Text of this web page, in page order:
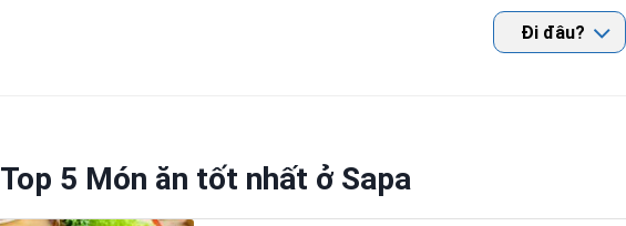
Đi đâu?
Top 5 Món ăn tốt nhất ở Sapa